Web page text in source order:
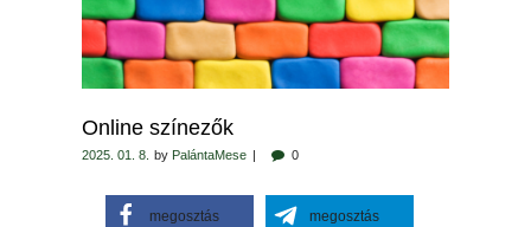
Online színezők
2025. 01. 8. by PalántaMese 0
megosztás megosztás